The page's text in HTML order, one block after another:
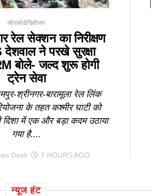
जोन/बोर्ड/डिवीजन
रेल सेक्शन का निरीक्षण
देशवाल ने परखे सुरक्षा
बोले- जल्द शुरू होगी
ट्रेन सेवा
श्रीनगर-बारामूला रेल लिंक
के तहत कश्मीर घाटी को
में एक और बड़ा कदम उठाया
गया है....
Desk 7 HOURS AGO
न्यूज हंट